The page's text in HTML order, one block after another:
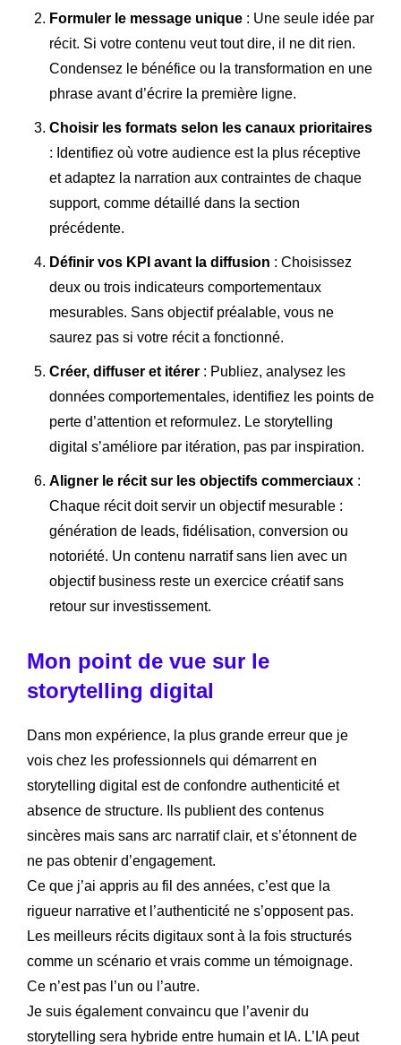
Formuler le message unique : Une seule idée par
récit. Si votre contenu veut tout dire, il ne dit rien.
Condensez le bénéfice ou la transformation en une
phrase avant d’écrire la première ligne.
Choisir les formats selon les canaux prioritaires
: Identifiez où votre audience est la plus réceptive
et adaptez la narration aux contraintes de chaque
support, comme détaillé dans la section
précédente.
Définir vos KPI avant la diffusion : Choisissez
deux ou trois indicateurs comportementaux
mesurables. Sans objectif préalable, vous ne
saurez pas si votre récit a fonctionné.
Créer, diffuser et itérer : Publiez, analysez les
données comportementales, identifiez les points de
perte d’attention et reformulez. Le storytelling
digital s’améliore par itération, pas par inspiration.
Aligner le récit sur les objectifs commerciaux :
Chaque récit doit servir un objectif mesurable :
génération de leads, fidélisation, conversion ou
notoriété. Un contenu narratif sans lien avec un
objectif business reste un exercice créatif sans
retour sur investissement.
Mon point de vue sur le
storytelling digital
Dans mon expérience, la plus grande erreur que je
vois chez les professionnels qui démarrent en
storytelling digital est de confondre authenticité et
absence de structure. Ils publient des contenus
sincères mais sans arc narratif clair, et s’étonnent de
ne pas obtenir d’engagement.
Ce que j’ai appris au fil des années, c’est que la
rigueur narrative et l’authenticité ne s’opposent pas.
Les meilleurs récits digitaux sont à la fois structurés
comme un scénario et vrais comme un témoignage.
Ce n’est pas l’un ou l’autre.
Je suis également convaincu que l’avenir du
storytelling sera hybride entre humain et IA. L’IA peut